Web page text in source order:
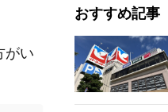
がい
おすすめ記事